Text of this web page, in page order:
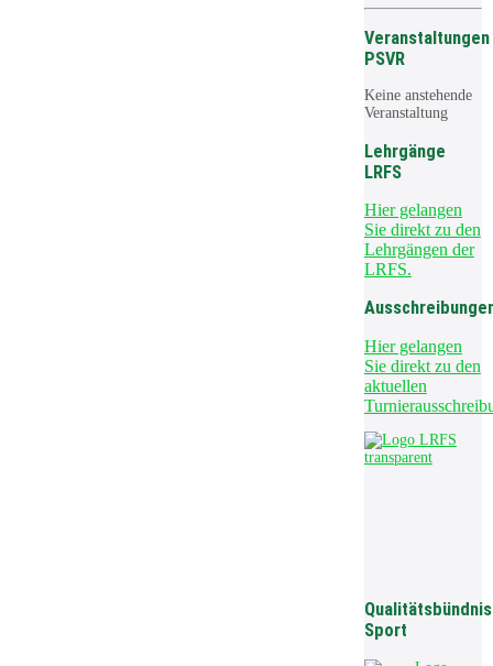
Veranstaltungen
PSVR
Keine anstehende
Veranstaltung
Lehrgänge
LRFS
Hier gelangen
Sie direkt zu den
Lehrgängen der
LRFS.
Hier gelangen
Sie direkt zu den
aktuellen
Qualitätsbündnis
Sport